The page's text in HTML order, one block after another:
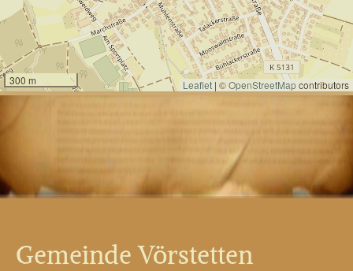
Gemeinde Vörstetten